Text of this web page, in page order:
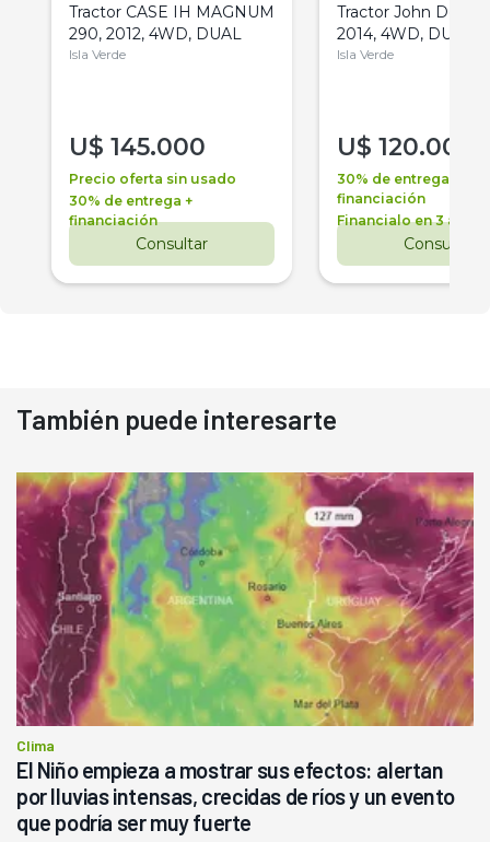
Tractor CASE IH MAGNUM
290, 2012, 4WD, DUAL
Isla Verde
U$ 145.000
Precio oferta sin usado
30% de entrega +
financiación
Consultar
Tractor John Deere
2014, 4WD, DUAL
Isla Verde
U$ 120.000
30% de entrega +
financiación
Financialo en 3 años
Consultar
También puede interesarte
Clima
El Niño empieza a mostrar sus efectos: alertan
por lluvias intensas, crecidas de ríos y un evento
que podría ser muy fuerte